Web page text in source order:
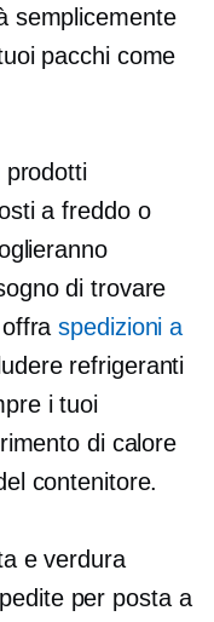
semplicemente
pacchi come
prodotti
a freddo o
di trovare
offraspedizioni a
refrigeranti
i tuoi
di calore
contenitore.
e verdura
per posta a